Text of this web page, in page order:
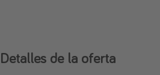
Detalles de la oferta